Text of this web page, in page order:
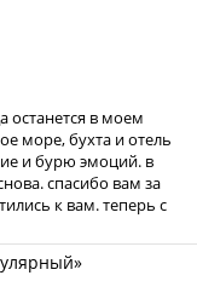
останется в моем
море, бухта и отель
и бурю эмоций. в
спасибо вам за
к вам. теперь с